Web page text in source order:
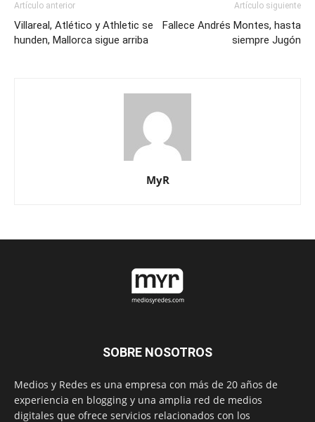
Artículo anterior
Villareal, Atlético y Athletic se
hunden, Mallorca sigue arriba
Artículo siguiente
Fallece Andrés Montes, hasta
siempre Jugón
MyR
SOBRE NOSOTROS
Medios y Redes es una empresa con más de 20 años de
experiencia en blogging y una amplia red de medios
digitales que ofrece servicios relacionados con los